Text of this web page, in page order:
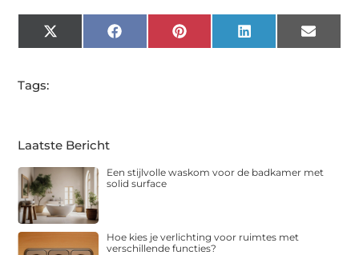
X
(Twitter)
FacebookPinterest LinkedIn Email
Tags:
Laatste Bericht
Een stijlvolle waskom voor de badkamer met
solid surface
Hoe kies je verlichting voor ruimtes met
verschillende functies?